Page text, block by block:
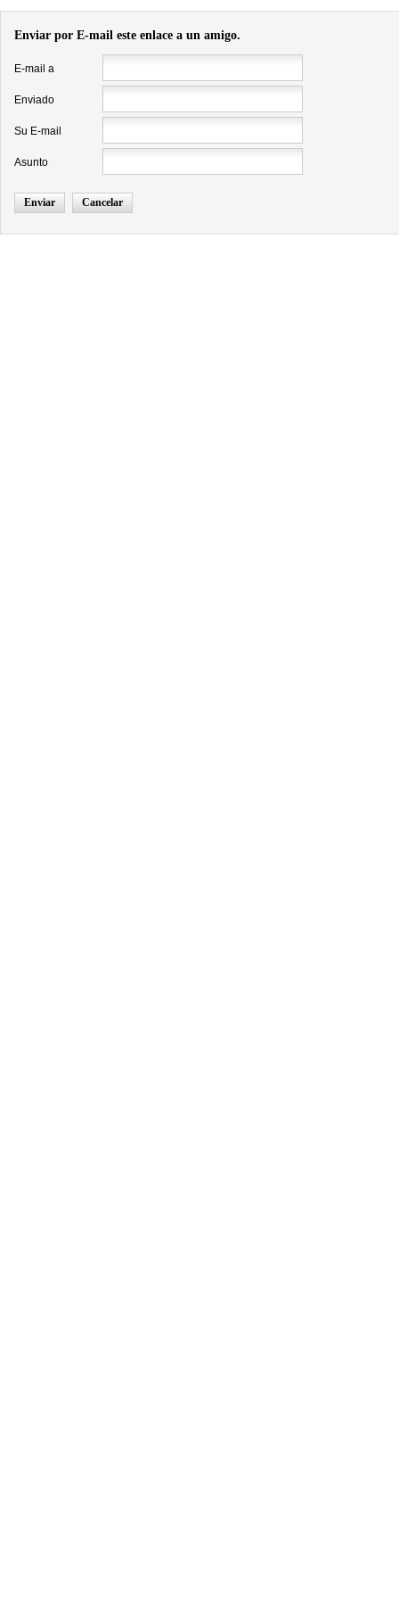
Enviar por E-mail este enlace a un amigo.
E-mail a
Enviado
Su E-mail
Asunto
Enviar Cancelar